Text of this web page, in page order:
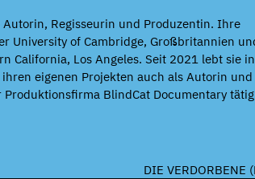
Regisseurin und Produzentin. Ihre
University of Cambridge, Großbritannien
California, Los Angeles. Seit 2021 lebt sie in
eigenen Projekten auch als Autorin und
BlindCat Documentary tätig
DIE VERDORBENE